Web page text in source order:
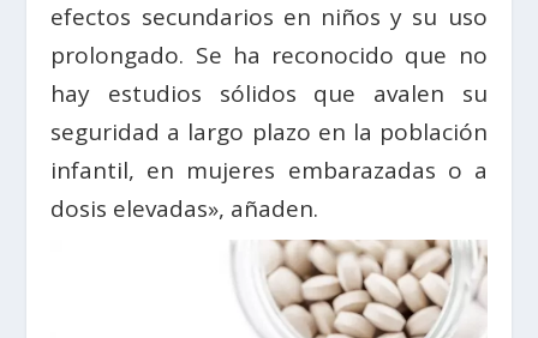
efectos secundarios en niños y su uso
prolongado. Se ha reconocido que no
hay estudios sólidos que avalen su
seguridad a largo plazo en la población
infantil, en mujeres embarazadas o a
dosis elevadas», añaden.